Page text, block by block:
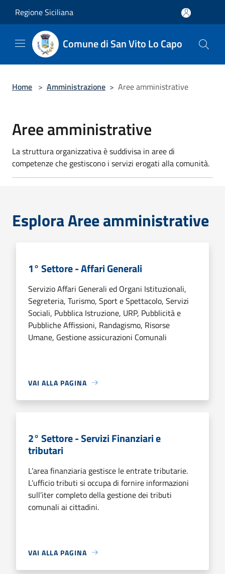
Regione Siciliana
Comune di San Vito Lo Capo
Home > Amministrazione > Aree amministrative
Aree amministrative
La struttura organizzativa è suddivisa in aree di
competenze che gestiscono i servizi erogati alla comunità.
Esplora Aree amministrative
1° Settore - Affari Generali
Servizio Affari Generali ed Organi Istituzionali,
Segreteria, Turismo, Sport e Spettacolo, Servizi
Sociali, Pubblica Istruzione, URP, Pubblicità e
Pubbliche Affissioni, Randagismo, Risorse
Umane, Gestione assicurazioni Comunali
VAI ALLA PAGINA
2° Settore - Servizi Finanziari e
tributari
L’area finanziaria gestisce le entrate tributarie.
L’ufficio tributi si occupa di fornire informazioni
sull’iter completo della gestione dei tributi
comunali ai cittadini.
VAI ALLA PAGINA